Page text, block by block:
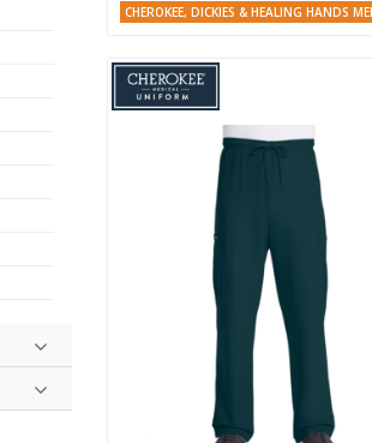
CHEROKEE, DICKIES & HEALING HANDS